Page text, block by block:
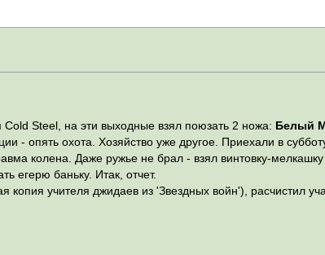
Steel, на эти выходные взял поюзать 2 ножа: Белый
- опять охота. Хозяйство уже другое. Приехали в
колена. Даже ружье не брал - взял винтовку-
егерю баньку. Итак, отчет.
копия учителя джидаев из 'Звездных войн'), расчистил